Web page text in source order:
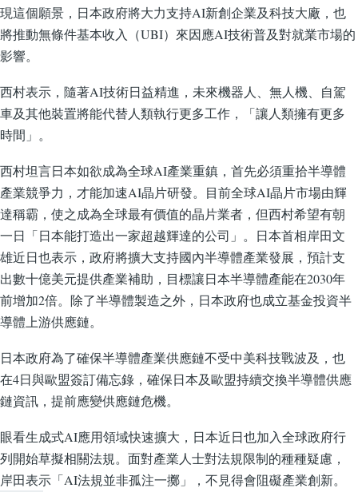
現這個願景，日本政府將大力支持AI新創企業及科技大廠，也
將推動無條件基本收入（UBI）來因應AI技術普及對就業市場的
影響。
西村表示，隨著AI技術日益精進，未來機器人、無人機、自駕
車及其他裝置將能代替人類執行更多工作，「讓人類擁有更多
時間」。
西村坦言日本如欲成為全球AI產業重鎮，首先必須重拾半導體
產業競爭力，才能加速AI晶片研發。目前全球AI晶片市場由輝
達稱霸，使之成為全球最有價值的晶片業者，但西村希望有朝
一日「日本能打造出一家超越輝達的公司」。日本首相岸田文
雄近日也表示，政府將擴大支持國內半導體產業發展，預計支
出數十億美元提供產業補助，目標讓日本半導體產能在2030年
前增加2倍。除了半導體製造之外，日本政府也成立基金投資半
導體上游供應鏈。
日本政府為了確保半導體產業供應鏈不受中美科技戰波及，也
在4日與歐盟簽訂備忘錄，確保日本及歐盟持續交換半導體供應
鏈資訊，提前應變供應鏈危機。
眼看生成式AI應用領域快速擴大，日本近日也加入全球政府行
列開始草擬相關法規。面對產業人士對法規限制的種種疑慮，
岸田表示「AI法規並非孤注一擲」，不見得會阻礙產業創新。